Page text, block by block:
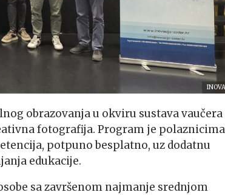
obrazovanja u okviru sustava vaučera
fotografija. Program je polaznicima
potpuno besplatno, uz dodatnu
edukacije.
sa završenom najmanje srednjom